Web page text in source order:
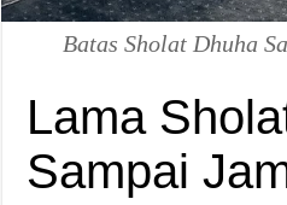
Batas Sholat Dhuha
Lama
Sampai